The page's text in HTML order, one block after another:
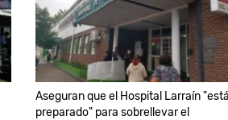
Aseguran que el Hospital Larraín
preparado" para sobrellevar el